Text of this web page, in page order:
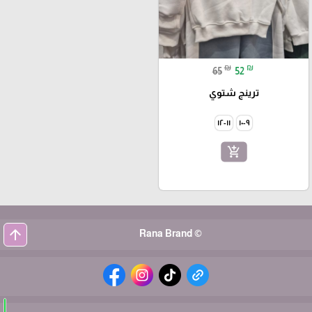
65 ₪ 52 ₪
ترينج شتوي
٩-١٠ ١١-١٢
add_shopping_cart
© Rana Brand
arrow_upward